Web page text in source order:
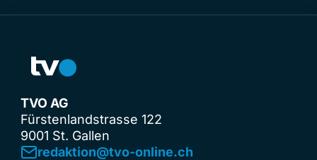
TVO AG
Fürstenlandstrasse 122
9001 St. Gallen
redaktion@tvo-online.ch